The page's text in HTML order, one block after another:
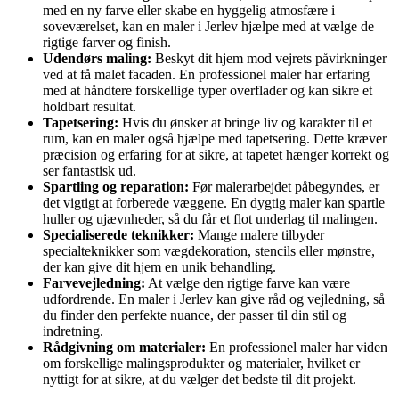
med en ny farve eller skabe en hyggelig atmosfære i
soveværelset, kan en maler i Jerlev hjælpe med at vælge de
rigtige farver og finish.
Udendørs maling: Beskyt dit hjem mod vejrets påvirkninger
ved at få malet facaden. En professionel maler har erfaring
med at håndtere forskellige typer overflader og kan sikre et
holdbart resultat.
Tapetsering: Hvis du ønsker at bringe liv og karakter til et
rum, kan en maler også hjælpe med tapetsering. Dette kræver
præcision og erfaring for at sikre, at tapetet hænger korrekt og
ser fantastisk ud.
Spartling og reparation: Før malerarbejdet påbegyndes, er
det vigtigt at forberede væggene. En dygtig maler kan spartle
huller og ujævnheder, så du får et flot underlag til malingen.
Specialiserede teknikker: Mange malere tilbyder
specialteknikker som vægdekoration, stencils eller mønstre,
der kan give dit hjem en unik behandling.
Farvevejledning: At vælge den rigtige farve kan være
udfordrende. En maler i Jerlev kan give råd og vejledning, så
du finder den perfekte nuance, der passer til din stil og
indretning.
Rådgivning om materialer: En professionel maler har viden
om forskellige malingsprodukter og materialer, hvilket er
nyttigt for at sikre, at du vælger det bedste til dit projekt.